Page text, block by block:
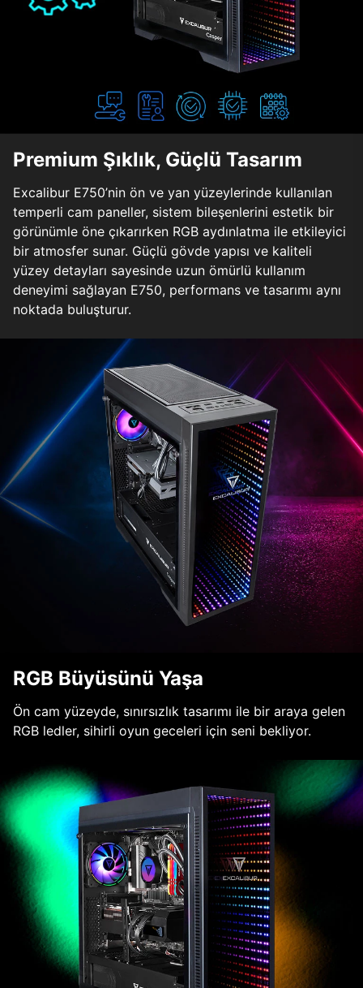
Premium Şıklık, Güçlü Tasarım
Excalibur E750’nin ön ve yan yüzeylerinde kullanılan
temperli cam paneller, sistem bileşenlerini estetik bir
görünümle öne çıkarırken RGB aydınlatma ile etkileyici
bir atmosfer sunar. Güçlü gövde yapısı ve kaliteli
yüzey detayları sayesinde uzun ömürlü kullanım
deneyimi sağlayan E750, performans ve tasarımı aynı
noktada buluşturur.
RGB Büyüsünü Yaşa
Ön cam yüzeyde, sınırsızlık tasarımı ile bir araya gelen
RGB ledler, sihirli oyun geceleri için seni bekliyor.